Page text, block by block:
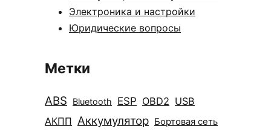
Электроника и настройки
Юридические вопросы
Метки
ABS Bluetooth ESP OBD2 USB
АКПП Аккумулятор Бортовая сеть